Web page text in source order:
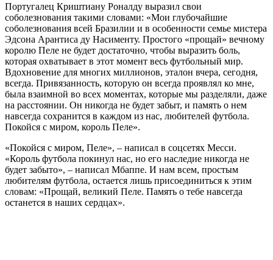
Португалец Криштиану Роналду выразил свои
соболезнования такими словами: «Мои глубочайшие
соболезнования всей Бразилии и в особенности семье мистера
Эдсона Арантиса ду Насименту. Простого «прощай» вечному
королю Пеле не будет достаточно, чтобы выразить боль,
которая охватывает в этот момент весь футбольный мир.
Вдохновение для многих миллионов, эталон вчера, сегодня,
всегда. Привязанность, которую он всегда проявлял ко мне,
была взаимной во всех моментах, которые мы разделяли, даже
на расстоянии. Он никогда не будет забыт, и память о нем
навсегда сохранится в каждом из нас, любителей футбола.
Покойся с миром, король Пеле».
«Покойся с миром, Пеле», – написал в соцсетях Месси.
«Король футбола покинул нас, но его наследие никогда не
будет забыто», – написал Мбаппе. И нам всем, простым
любителям футбола, остается лишь присоединиться к этим
словам: «Прощай, великий Пеле. Память о тебе навсегда
останется в наших сердцах».